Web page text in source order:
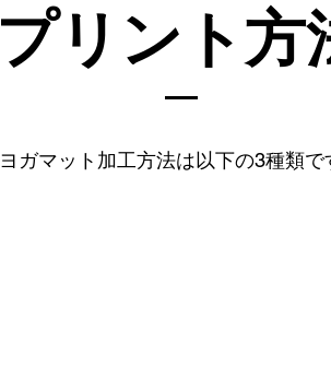
プリント方
ヨガマット加工方法は以下の3種類で